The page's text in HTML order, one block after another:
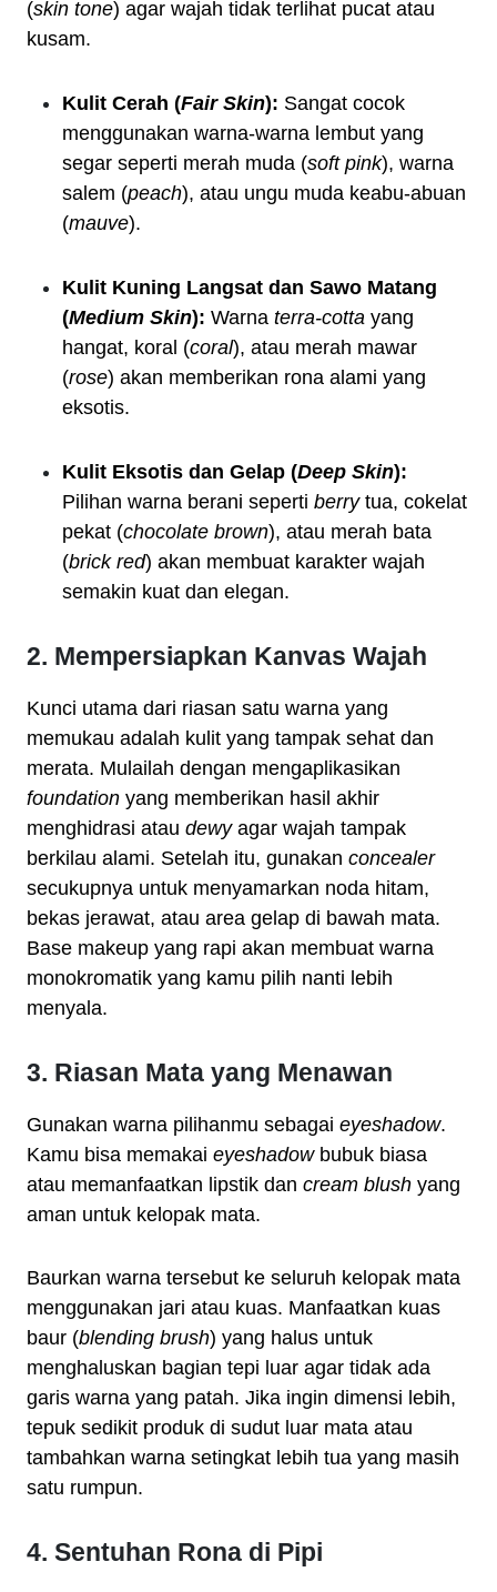
(skin tone) agar wajah tidak terlihat pucat atau
kusam.
Kulit Cerah (Fair Skin): Sangat cocok
menggunakan warna-warna lembut yang
segar seperti merah muda (soft pink), warna
salem (peach), atau ungu muda keabu-abuan
(mauve).
Kulit Kuning Langsat dan Sawo Matang
(Medium Skin): Warna terra-cotta yang
hangat, koral (coral), atau merah mawar
(rose) akan memberikan rona alami yang
eksotis.
Kulit Eksotis dan Gelap (Deep Skin):
Pilihan warna berani seperti berrytua, cokelat
pekat (chocolate brown), atau merah bata
(brick red) akan membuat karakter wajah
semakin kuat dan elegan.
2. Mempersiapkan Kanvas Wajah
Kunci utama dari riasan satu warna yang
memukau adalah kulit yang tampak sehat dan
merata. Mulailah dengan mengaplikasikan
foundation yang memberikan hasil akhir
menghidrasi atau dewyagar wajah tampak
berkilau alami. Setelah itu, gunakan concealer
secukupnya untuk menyamarkan noda hitam,
bekas jerawat, atau area gelap di bawah mata.
Base makeup yang rapi akan membuat warna
monokromatik yang kamu pilih nanti lebih
menyala.
3. Riasan Mata yang Menawan
Gunakan warna pilihanmu sebagai eyeshadow.
Kamu bisa memakai eyeshadowbubuk biasa
atau memanfaatkan lipstik dan cream blush yang
aman untuk kelopak mata.
Baurkan warna tersebut ke seluruh kelopak mata
menggunakan jari atau kuas. Manfaatkan kuas
baur (blending brush) yang halus untuk
menghaluskan bagian tepi luar agar tidak ada
garis warna yang patah. Jika ingin dimensi lebih,
tepuk sedikit produk di sudut luar mata atau
tambahkan warna setingkat lebih tua yang masih
satu rumpun.
4. Sentuhan Rona di Pipi